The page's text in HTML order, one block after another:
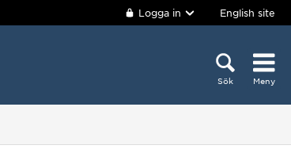
Logga in English site
Sök Meny